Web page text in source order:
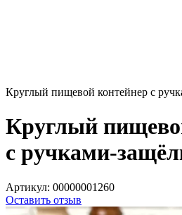
Круглый пищевой контейнер с
Круглый
с ручками-
Артикул: 00000001260
Оставить отзыв